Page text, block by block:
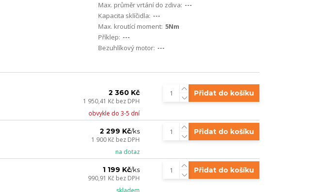
Max. průměr vrtání do zdiva: ---
Kapacita sklíčidla: ---
Max. kroutící moment: 5Nm
Příklep: ---
Bezuhlíkový motor: ---
2 360 Kč
1 950,41 Kč bez DPH
obvykle do 3-5 dní
Přidat do košíku
2 299 Kč/ks
1 900 Kč bez DPH
na dotaz
Přidat do košíku
1 199 Kč/ks
990,91 Kč bez DPH
Přidat do košíku